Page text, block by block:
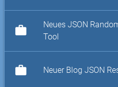
work
Neues JSON
Tool
work Neuer Blog JSON